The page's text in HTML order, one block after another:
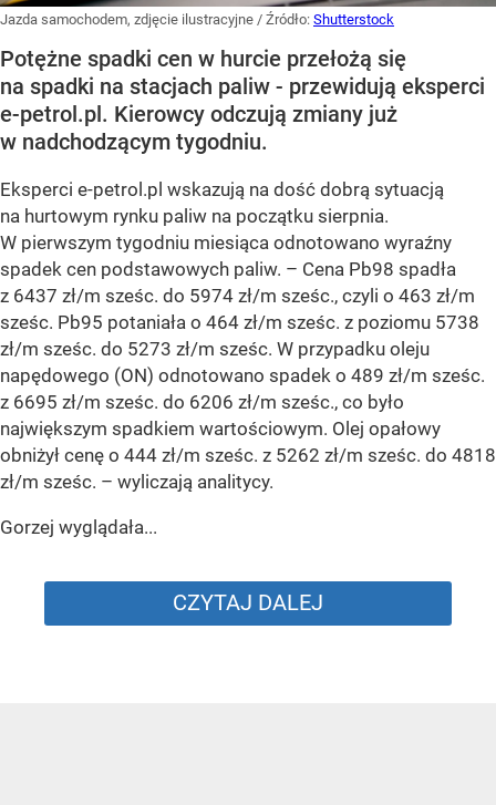
Jazda samochodem, zdjęcie ilustracyjne / Źródło: Shutterstock
Potężne spadki cen w hurcie przełożą się
na spadki na stacjach paliw - przewidują eksperci
e-petrol.pl. Kierowcy odczują zmiany już
w nadchodzącym tygodniu.
Eksperci e-petrol.pl wskazują na dość dobrą sytuacją
na hurtowym rynku paliw na początku sierpnia.
W pierwszym tygodniu miesiąca odnotowano wyraźny
spadek cen podstawowych paliw. – Cena Pb98 spadła
z 6437 zł/m sześc. do 5974 zł/m sześc., czyli o 463 zł/m
sześc. Pb95 potaniała o 464 zł/m sześc. z poziomu 5738
zł/m sześc. do 5273 zł/m sześc. W przypadku oleju
napędowego (ON) odnotowano spadek o 489 zł/m sześc.
z 6695 zł/m sześc. do 6206 zł/m sześc., co było
największym spadkiem wartościowym. Olej opałowy
obniżył cenę o 444 zł/m sześc. z 5262 zł/m sześc. do 4818
zł/m sześc. – wyliczają analitycy.
Gorzej wyglądała...
CZYTAJ DALEJ